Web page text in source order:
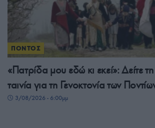
ΠΟΝΤΟΣ
«Πατρίδα μου εδώ κι εκεί»: Δείτε
ταινία για τη Γενοκτονία των
3/08/2026 - 6:00μμ